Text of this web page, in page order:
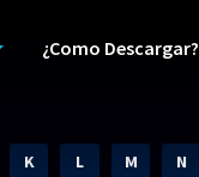
¿Como Descargar?
K L M N